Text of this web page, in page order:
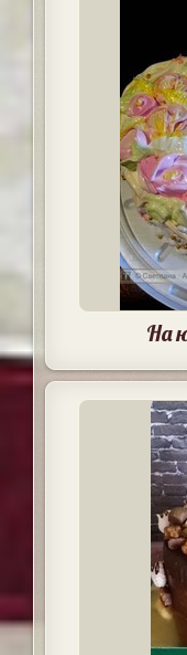
На